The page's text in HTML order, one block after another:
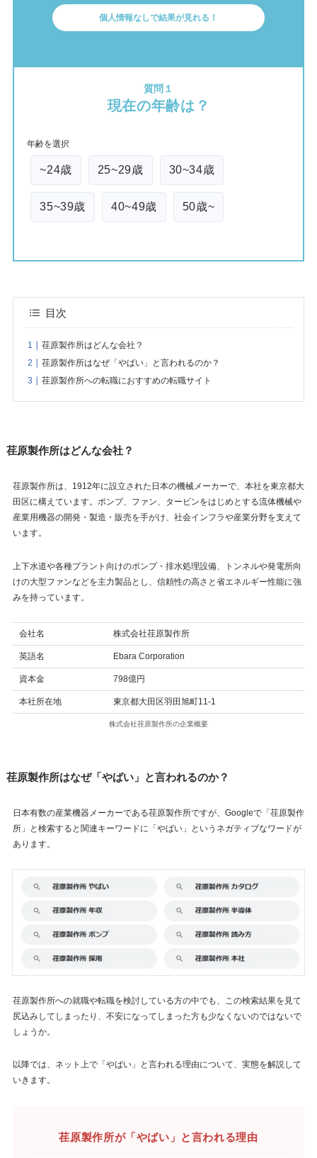
個人情報なしで結果が見れる！
質問１
現在の年齢は？
年齢を選択
~24歳 25~29歳 30~34歳
35~39歳 40~49歳 50歳~
目次
荏原製作所はどんな会社？
荏原製作所はなぜ「やばい」と言われるのか？
荏原製作所への転職におすすめの転職サイト
荏原製作所はどんな会社？
荏原製作所は、1912年に設立された日本の機械メーカーで、本社を東京都大
田区に構えています。ポンプ、ファン、タービンをはじめとする流体機械や
産業用機器の開発・製造・販売を手がけ、社会インフラや産業分野を支えて
います。
上下水道や各種プラント向けのポンプ・排水処理設備、トンネルや発電所向
けの大型ファンなどを主力製品とし、信頼性の高さと省エネルギー性能に強
みを持っています。
会社名 株式会社荏原製作所
英語名 Ebara Corporation
資本金 798億円
本社所在地 東京都大田区羽田旭町11-1
株式会社荏原製作所の企業概要
荏原製作所はなぜ「やばい」と言われるのか？
日本有数の産業機器メーカーである荏原製作所ですが、Googleで「荏原製作
所」と検索すると関連キーワードに「やばい」というネガティブなワードが
あります。
荏原製作所への就職や転職を検討している方の中でも、この検索結果を見て
尻込みしてしまったり、不安になってしまった方も少なくないのではないで
しょうか。
以降では、ネット上で「やばい」と言われる理由について、実態を解説して
いきます。
荏原製作所が「やばい」と言われる理由